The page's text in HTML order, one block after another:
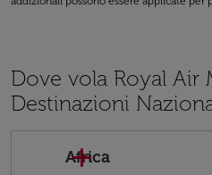
Dove vola Royal Air
Destinazioni
Africa